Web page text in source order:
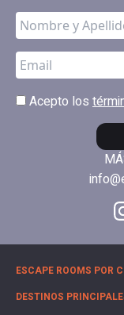
Acepto los
ESCAPE ROOMS POR
DESTINOS